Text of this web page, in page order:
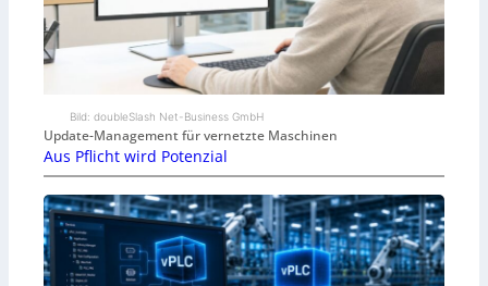
Bild: doubleSlash Net-Business GmbH
Update-Management für vernetzte Maschinen
Aus Pflicht wird Potenzial